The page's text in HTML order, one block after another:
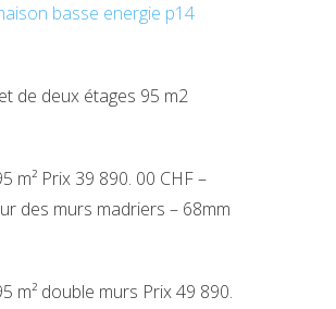
basse energie p14
de deux étages 95 m2
m² Prix 39 890. 00 CHF –
des murs madriers – 68mm
m² double murs Prix 49 890.